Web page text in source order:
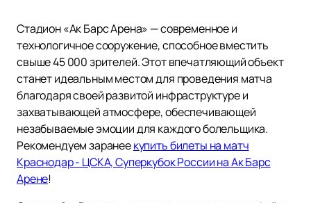
Стадион «Ак Барс Арена» — современное и
технологичное сооружение, способное вместить
свыше 45 000 зрителей. Этот впечатляющий объект
станет идеальным местом для проведения матча
благодаря своей развитой инфраструктуре и
захватывающей атмосфере, обеспечивающей
незабываемые эмоции для каждого болельщика.
Рекомендуем заранеекупить билеты на матч
Краснодар - ЦСКА, Суперкубок России на Ак Барс
Арене!